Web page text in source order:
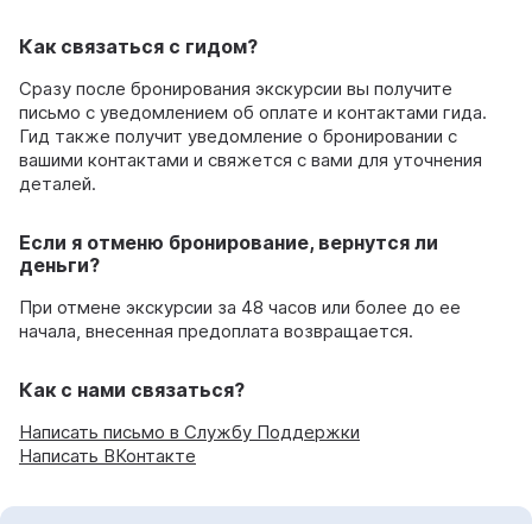
Как связаться с гидом?
Сразу после бронирования экскурсии вы получите
письмо с уведомлением об оплате и контактами гида.
Гид также получит уведомление о бронировании с
вашими контактами и свяжется с вами для уточнения
деталей.
Если я отменю бронирование, вернутся ли
деньги?
При отмене экскурсии за 48 часов или более до ее
начала, внесенная предоплата возвращается.
Как с нами связаться?
Написать письмо в Службу Поддержки
Написать ВКонтакте